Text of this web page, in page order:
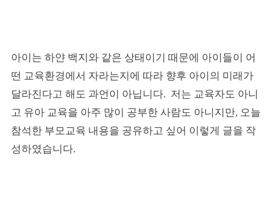
아이는 하얀 백지와 같은 상태이기 때문에 아이들이 어
떤 교육환경에서 자라는지에 따라 향후 아이의 미래가
달라진다고 해도 과언이 아닙니다. 저는 교육자도 아니
고 유아 교육을 아주 많이 공부한 사람도 아니지만, 오늘
참석한 부모교육 내용을 공유하고 싶어 이렇게 글을 작
성하였습니다.